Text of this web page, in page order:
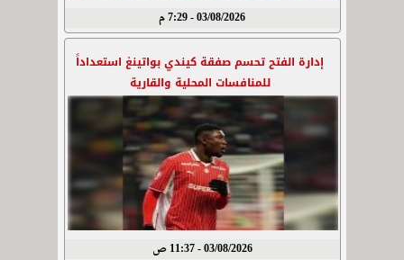
03/08/2026 - 7:29 م
إدارة الفتح تحسم صفقة كيندي بواتينغ استعداداً
للمنافسات المحلية والقارية
03/08/2026 - 11:37 ص